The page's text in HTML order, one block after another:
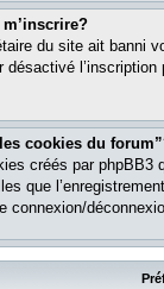
du site ait banni
cookies du
créés par
que
connexion/